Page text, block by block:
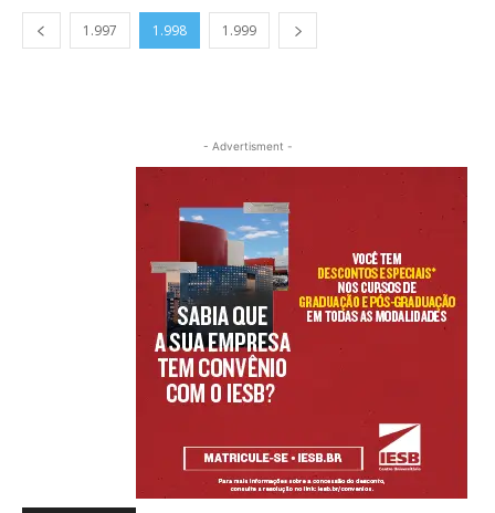
1.997 1.998 1.999
- Advertisment -